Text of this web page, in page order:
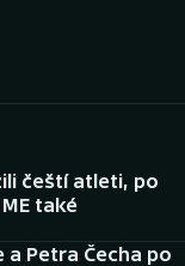
čeští atleti, po
také
a Petra Čecha po